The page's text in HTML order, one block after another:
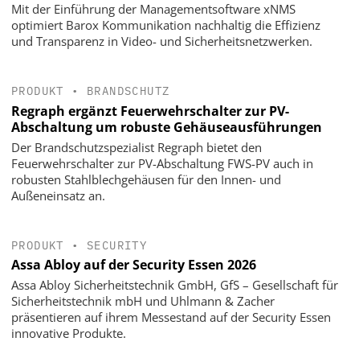
Mit der Einführung der Managementsoftware xNMS
optimiert Barox Kommunikation nachhaltig die Effizienz
und Transparenz in Video- und Sicherheitsnetzwerken.
PRODUKT • BRANDSCHUTZ
Regraph ergänzt Feuerwehrschalter zur PV-
Abschaltung um robuste Gehäuseausführungen
Der Brandschutzspezialist Regraph bietet den
Feuerwehrschalter zur PV-Abschaltung FWS-PV auch in
robusten Stahlblechgehäusen für den Innen- und
Außeneinsatz an.
PRODUKT • SECURITY
Assa Abloy auf der Security Essen 2026
Assa Abloy Sicherheitstechnik GmbH, GfS – Gesellschaft für
Sicherheitstechnik mbH und Uhlmann & Zacher
präsentieren auf ihrem Messestand auf der Security Essen
innovative Produkte.